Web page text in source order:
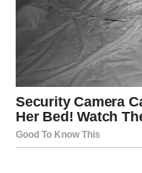
Jarčevi konačno
života.
Poslije mnogo rada
Život vam
Pred vama su veoma